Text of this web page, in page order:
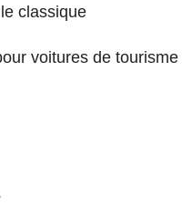
classique
voitures de tourisme